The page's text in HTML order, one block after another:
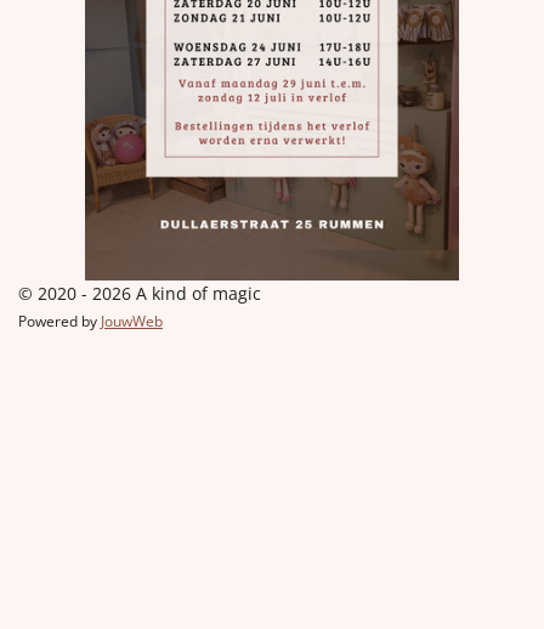
© 2020 - 2026 A kind of magic
Powered by JouwWeb